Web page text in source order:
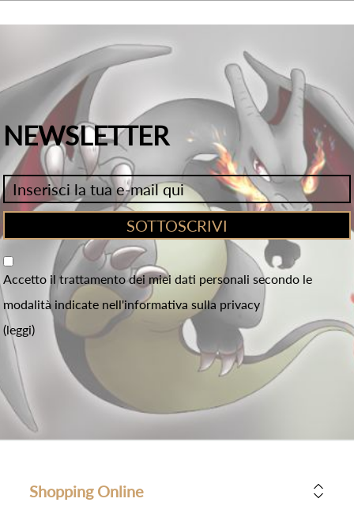
NEWSLETTER
Accetto il trattamento dei miei dati personali secondo le
modalità indicate nell'informativa sulla privacy
(leggi)
Shopping Online